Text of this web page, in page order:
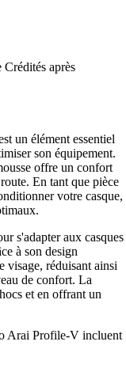
Crédités après
un élément essentiel
son équipement.
offre un confort
En tant que pièce
votre casque,
s'adapter aux casques
à son design
visage, réduisant ainsi
de confort. La
et en offrant un
Arai Profile-V incluent